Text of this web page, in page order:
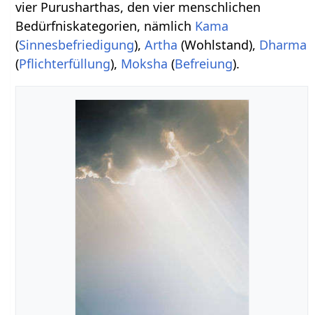
vier Purusharthas, den vier menschlichen
Bedürfniskategorien, nämlich Kama
(Sinnesbefriedigung),Artha (Wohlstand), Dharma
(Pflichterfüllung), Moksha (Befreiung).